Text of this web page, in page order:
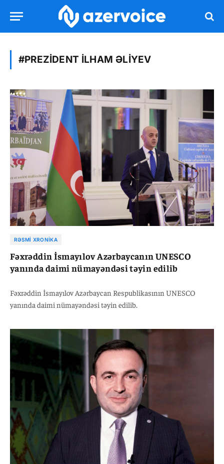
#PREZIDENT İLHAM ƏLIYEV
RƏSMI XRONIKA
Fəxrəddin İsmayılov Azərbaycanın UNESCO
yanında daimi nümayəndəsi təyin edilib
Fəxrəddin İsmayılov Azərbaycan Respublikasının UNESCO
yanında daimi nümayəndəsi təyin edilib.